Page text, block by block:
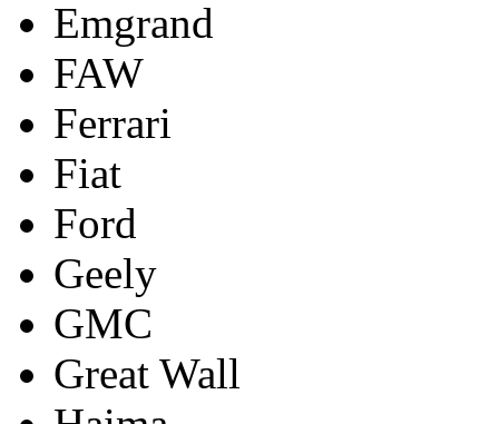
Emgrand
FAW
Ferrari
Fiat
Ford
Geely
GMC
Great Wall